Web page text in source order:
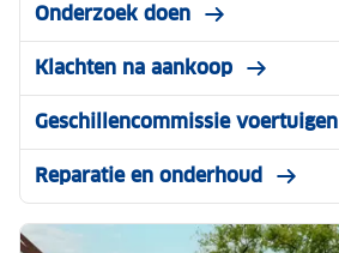
Onderzoek doen
Klachten na aankoop
Geschillencommissie voertuigen
Reparatie en onderhoud